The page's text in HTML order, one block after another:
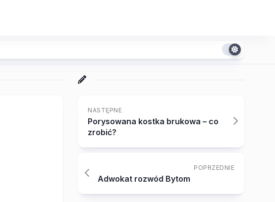
NASTĘPNE
Porysowana kostka brukowa – co
zrobić?
POPRZEDNIE
Adwokat rozwód Bytom